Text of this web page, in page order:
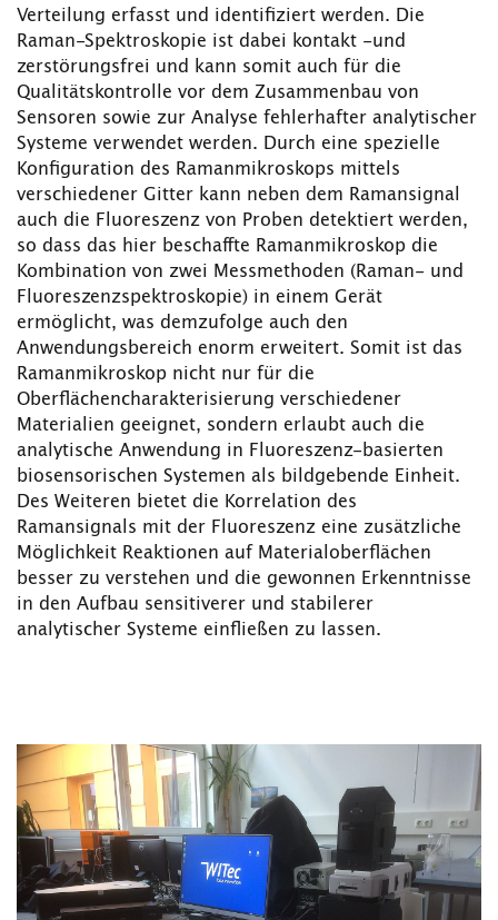
Verteilung erfasst und identifiziert werden. Die
Raman-Spektroskopie ist dabei kontakt -und
zerstörungsfrei und kann somit auch für die
Qualitätskontrolle vor dem Zusammenbau von
Sensoren sowie zur Analyse fehlerhafter analytischer
Systeme verwendet werden. Durch eine spezielle
Konfiguration des Ramanmikroskops mittels
verschiedener Gitter kann neben dem Ramansignal
auch die Fluoreszenz von Proben detektiert werden,
so dass das hier beschaffte Ramanmikroskop die
Kombination von zwei Messmethoden (Raman- und
Fluoreszenzspektroskopie) in einem Gerät
ermöglicht, was demzufolge auch den
Anwendungsbereich enorm erweitert. Somit ist das
Ramanmikroskop nicht nur für die
Oberflächencharakterisierung verschiedener
Materialien geeignet, sondern erlaubt auch die
analytische Anwendung in Fluoreszenz-basierten
biosensorischen Systemen als bildgebende Einheit.
Des Weiteren bietet die Korrelation des
Ramansignals mit der Fluoreszenz eine zusätzliche
Möglichkeit Reaktionen auf Materialoberflächen
besser zu verstehen und die gewonnen Erkenntnisse
in den Aufbau sensitiverer und stabilerer
analytischer Systeme einfließen zu lassen.